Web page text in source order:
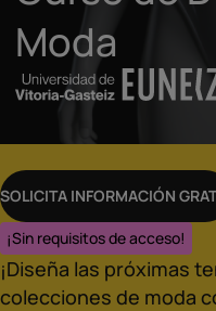
Moda
SOLICITA INFORMACIÓN
¡Sin requisitos de acceso!
¡Diseña las próximas
colecciones de moda